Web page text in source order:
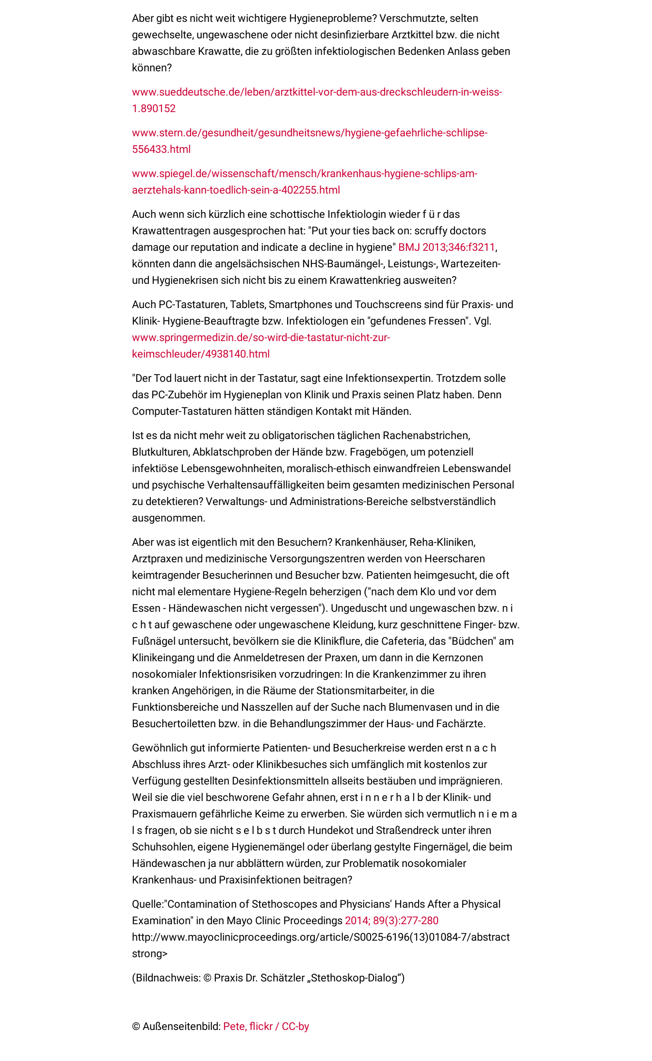
Aber gibt es nicht weit wichtigere Hygieneprobleme? Verschmutzte, selten
gewechselte, ungewaschene oder nicht desinfizierbare Arztkittel bzw. die nicht
abwaschbare Krawatte, die zu größten infektiologischen Bedenken Anlass geben
können?
www.sueddeutsche.de/leben/arztkittel-vor-dem-aus-dreckschleudern-in-weiss-
1.890152
www.stern.de/gesundheit/gesundheitsnews/hygiene-gefaehrliche-schlipse-
556433.html
www.spiegel.de/wissenschaft/mensch/krankenhaus-hygiene-schlips-am-
aerztehals-kann-toedlich-sein-a-402255.html
Auch wenn sich kürzlich eine schottische Infektiologin wieder f ü r das
Krawattentragen ausgesprochen hat: "Put your ties back on: scruffy doctors
damage our reputation and indicate a decline in hygiene" BMJ 2013;346:f3211 ,
könnten dann die angelsächsischen NHS-Baumängel-, Leistungs-, Wartezeiten-
und Hygienekrisen sich nicht bis zu einem Krawattenkrieg ausweiten?
Auch PC-Tastaturen, Tablets, Smartphones und Touchscreens sind für Praxis- und
Klinik- Hygiene-Beauftragte bzw. Infektiologen ein "gefundenes Fressen". Vgl.
www.springermedizin.de/so-wird-die-tastatur-nicht-zur-
keimschleuder/4938140.html
"Der Tod lauert nicht in der Tastatur, sagt eine Infektionsexpertin. Trotzdem solle
das PC-Zubehör im Hygieneplan von Klinik und Praxis seinen Platz haben. Denn
Computer-Tastaturen hätten ständigen Kontakt mit Händen.
Ist es da nicht mehr weit zu obligatorischen täglichen Rachenabstrichen,
Blutkulturen, Abklatschproben der Hände bzw. Fragebögen, um potenziell
infektiöse Lebensgewohnheiten, moralisch-ethisch einwandfreien Lebenswandel
und psychische Verhaltensauffälligkeiten beim gesamten medizinischen Personal
zu detektieren? Verwaltungs- und Administrations-Bereiche selbstverständlich
ausgenommen.
Aber was ist eigentlich mit den Besuchern? Krankenhäuser, Reha-Kliniken,
Arztpraxen und medizinische Versorgungszentren werden von Heerscharen
keimtragender Besucherinnen und Besucher bzw. Patienten heimgesucht, die oft
nicht mal elementare Hygiene-Regeln beherzigen ("nach dem Klo und vor dem
Essen - Händewaschen nicht vergessen"). Ungeduscht und ungewaschen bzw. n i
c h t auf gewaschene oder ungewaschene Kleidung, kurz geschnittene Finger- bzw.
Fußnägel untersucht, bevölkern sie die Klinikflure, die Cafeteria, das "Büdchen" am
Klinikeingang und die Anmeldetresen der Praxen, um dann in die Kernzonen
nosokomialer Infektionsrisiken vorzudringen: In die Krankenzimmer zu ihren
kranken Angehörigen, in die Räume der Stationsmitarbeiter, in die
Funktionsbereiche und Nasszellen auf der Suche nach Blumenvasen und in die
Besuchertoiletten bzw. in die Behandlungszimmer der Haus- und Fachärzte.
Gewöhnlich gut informierte Patienten- und Besucherkreise werden erst n a c h
Abschluss ihres Arzt- oder Klinikbesuches sich umfänglich mit kostenlos zur
Verfügung gestellten Desinfektionsmitteln allseits bestäuben und imprägnieren.
Weil sie die viel beschworene Gefahr ahnen, erst i n n e r h a l b der Klinik- und
Praxismauern gefährliche Keime zu erwerben. Sie würden sich vermutlich n i e m a
l s fragen, ob sie nicht s e l b s t durch Hundekot und Straßendreck unter ihren
Schuhsohlen, eigene Hygienemängel oder überlang gestylte Fingernägel, die beim
Händewaschen ja nur abblättern würden, zur Problematik nosokomialer
Krankenhaus- und Praxisinfektionen beitragen?
Quelle:"Contamination of Stethoscopes and Physicians' Hands After a Physical
Examination" in den Mayo Clinic Proceedings 2014; 89(3):277-280
http://www.mayoclinicproceedings.org/article/S0025-6196(13)01084-7/abstract
strong>
(Bildnachweis: © Praxis Dr. Schätzler „Stethoskop-Dialog“)
© Außenseitenbild: Pete, flickr / CC-by